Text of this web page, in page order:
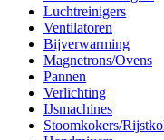
Luchtreinigers
Ventilatoren
Bijverwarming
Magnetrons/Ovens
Pannen
Verlichting
IJsmachines
Stoomkokers/